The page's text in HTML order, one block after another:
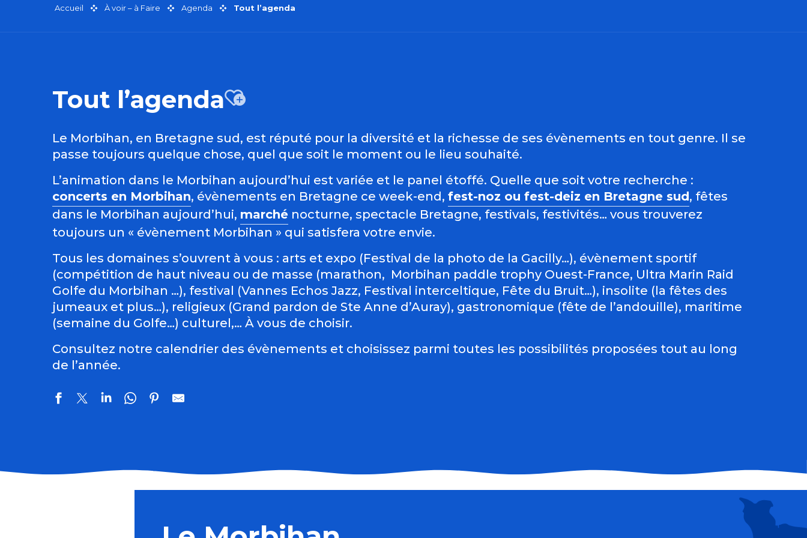
Accueil À voir – à Faire Agenda Tout l’agenda
Tout l’agendaAjouter aux favoris
Le Morbihan, en Bretagne sud, est réputé pour la diversité et la richesse de ses évènements en tout genre. Il se
passe toujours quelque chose, quel que soit le moment ou le lieu souhaité.
L’animation dans le Morbihan aujourd’hui est variée et le panel étoffé. Quelle que soit votre recherche :
concerts en Morbihan, évènements en Bretagne ce week-end, fest-noz ou fest-deiz en Bretagne sud, fêtes
dans le Morbihan aujourd’hui, marché nocturne, spectacle Bretagne, festivals, festivités… vous trouverez
toujours un « évènement Morbihan » qui satisfera votre envie.
Tous les domaines s’ouvrent à vous : arts et expo (Festival de la photo de la Gacilly…), évènement sportif
(compétition de haut niveau ou de masse (marathon, Morbihan paddle trophy Ouest-France, Ultra Marin Raid
Golfe du Morbihan …), festival (Vannes Echos Jazz, Festival interceltique, Fête du Bruit…), insolite (la fêtes des
jumeaux et plus…), religieux (Grand pardon de Ste Anne d’Auray), gastronomique (fête de l’andouille), maritime
(semaine du Golfe…) culturel,… À vous de choisir.
Consultez notre calendrier des évènements et choisissez parmi toutes les possibilités proposées tout au long
de l’année.
Son et Lumière - Spectacle "Pierre de Kériolet, le bandit de Dieu"